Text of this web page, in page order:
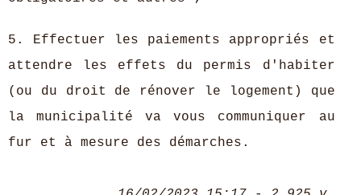
5. Effectuer les paiements appropriés et
attendre les effets du permis d'habiter
(ou du droit de rénover le logement) que
la municipalité va vous communiquer au
fur et à mesure des démarches.